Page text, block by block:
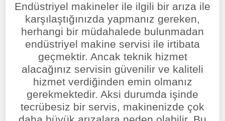
Endüstriyel makineler ile ilgili bir arıza ile
karşılaştığınızda yapmanız gereken,
herhangi bir müdahalede bulunmadan
endüstriyel makine servisi ile irtibata
geçmektir. Ancak teknik hizmet
alacağınız servisin güvenilir ve kaliteli
hizmet verdiğinden emin olmanız
gerekmektedir. Aksi durumda işinde
tecrübesiz bir servis, makinenizde çok